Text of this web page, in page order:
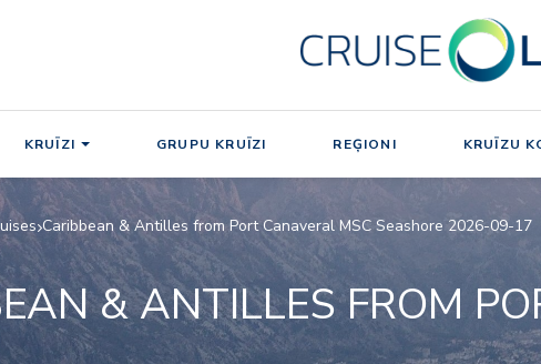
KRUĪZI GRUPU KRUĪZI REĢIONI KRUĪZU
Caribbean & Antilles from Port Canaveral MSC Seashore 2026-09-17
& ANTILLES FROM